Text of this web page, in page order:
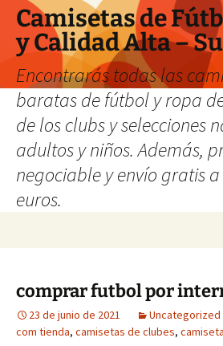
Camisetas de
y Calidad Alta –
Encontrarás todas las
baratas de fútbol y ropa
de los clubs y selecciones
adultos y niños. Además,
negociable y envío gratis
euros.
comprar futbol por
23 de junio de 2021 Uncategorized
com tienda, camisetas de clubes,